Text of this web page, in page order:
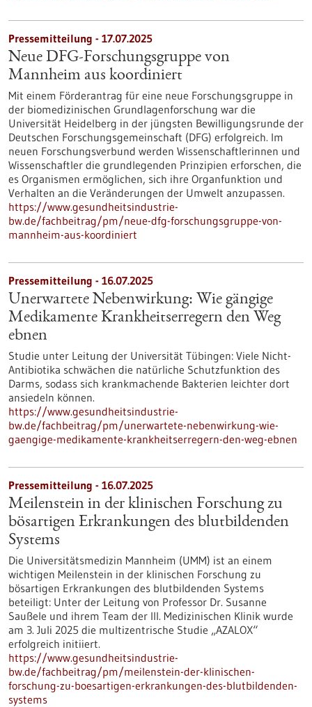
Pressemitteilung - 17.07.2025
Neue DFG-Forschungsgruppe von
Mannheim aus koordiniert
Mit einem Förderantrag für eine neue Forschungsgruppe in
der biomedizinischen Grundlagenforschung war die
Universität Heidelberg in der jüngsten Bewilligungsrunde der
Deutschen Forschungsgemeinschaft (DFG) erfolgreich. Im
neuen Forschungsverbund werden Wissenschaftlerinnen und
Wissenschaftler die grundlegenden Prinzipien erforschen, die
es Organismen ermöglichen, sich ihre Organfunktion und
Verhalten an die Veränderungen der Umwelt anzupassen.
https://www.gesundheitsindustrie-
bw.de/fachbeitrag/pm/neue-dfg-forschungsgruppe-von-
mannheim-aus-koordiniert
Pressemitteilung - 16.07.2025
Unerwartete Nebenwirkung: Wie gängige
Medikamente Krankheitserregern den Weg
ebnen
Studie unter Leitung der Universität Tübingen: Viele Nicht-
Antibiotika schwächen die natürliche Schutzfunktion des
Darms, sodass sich krankmachende Bakterien leichter dort
ansiedeln können.
https://www.gesundheitsindustrie-
bw.de/fachbeitrag/pm/unerwartete-nebenwirkung-wie-
gaengige-medikamente-krankheitserregern-den-weg-ebnen
Pressemitteilung - 16.07.2025
Meilenstein in der klinischen Forschung zu
bösartigen Erkrankungen des blutbildenden
Systems
Die Universitätsmedizin Mannheim (UMM) ist an einem
wichtigen Meilenstein in der klinischen Forschung zu
bösartigen Erkrankungen des blutbildenden Systems
beteiligt: Unter der Leitung von Professor Dr. Susanne
Saußele und ihrem Team der III. Medizinischen Klinik wurde
am 3. Juli 2025 die multizentrische Studie „AZALOX“
erfolgreich initiiert.
https://www.gesundheitsindustrie-
bw.de/fachbeitrag/pm/meilenstein-der-klinischen-
forschung-zu-boesartigen-erkrankungen-des-blutbildenden-
systems